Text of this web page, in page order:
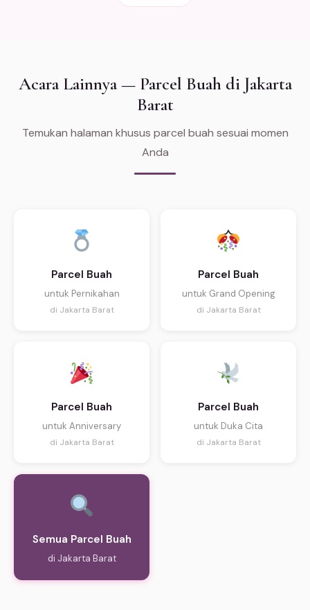
Acara Lainnya — Parcel Buah di Jakarta
Barat
Temukan halaman khusus parcel buah sesuai momen
Anda
Parcel Buah
untuk Pernikahan
di Jakarta Barat
Parcel Buah
untuk Grand Opening
di Jakarta Barat
Parcel Buah
untuk Anniversary
di Jakarta Barat
Parcel Buah
untuk Duka Cita
di Jakarta Barat
Semua Parcel Buah
di Jakarta Barat